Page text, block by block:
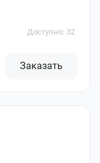
Доступно: 32
Заказать